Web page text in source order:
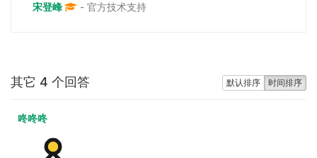
宋登峰 - 官方技术支持
默认排序 时间排序
其它 4 个回答
咚咚咚